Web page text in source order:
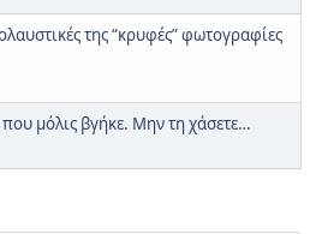
της “κρυφές” φωτογραφίες
που μόλις βγήκε. Μην τη χάσετε…